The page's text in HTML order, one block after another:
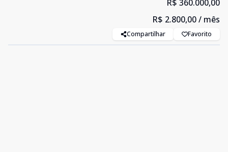
R$ 360.000,00
R$ 2.800,00/ mês
Compartilhar Favorito